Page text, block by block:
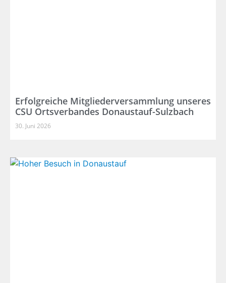
Erfolgreiche Mitgliederversammlung unseres
CSU Ortsverbandes Donaustauf-Sulzbach
30. Juni 2026